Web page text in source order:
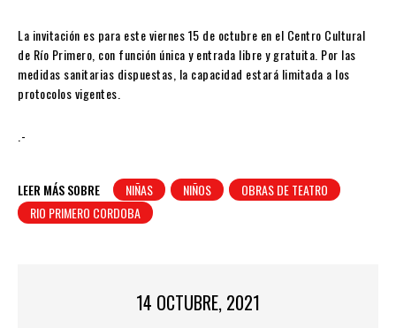
La invitación es para este viernes 15 de octubre en el Centro Cultural
de Río Primero, con función única y entrada libre y gratuita. Por las
medidas sanitarias dispuestas, la capacidad estará limitada a los
protocolos vigentes.
.-
LEER MÁS SOBRE NIÑAS NIÑOS
OBRAS DE TEATRO
RIO PRIMERO CORDOBA
14 OCTUBRE, 2021